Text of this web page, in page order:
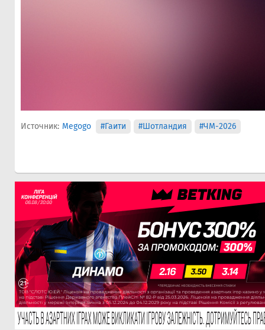
Источник: Megogo #Гаити #Шотландия #ЧМ-2026